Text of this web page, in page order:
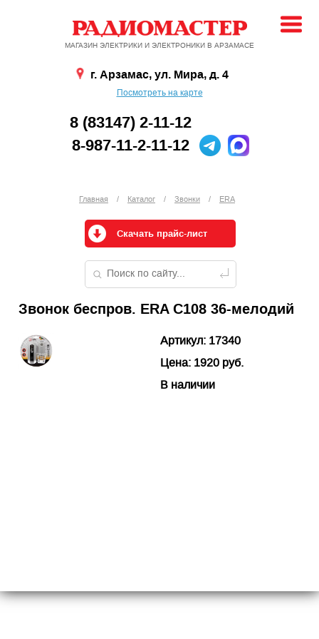
МАГАЗИН ЭЛЕКТРИКИ И ЭЛЕКТРОНИКИ В АРЗАМАСЕ
г. Арзамас, ул. Мира, д. 4
Посмотреть на карте
8 (83147) 2-11-12
8-987-11-2-11-12
Главная / Каталог / Звонки / ERA
Скачать прайс-лист
Звонок беспров. ERA C108 36-мелодий
Артикул: 17340
Цена: 1920 руб.
В наличии